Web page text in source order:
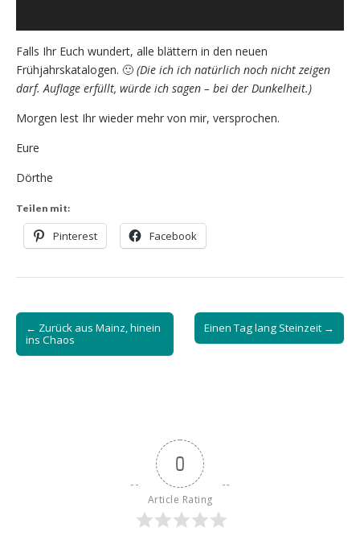
Falls Ihr Euch wundert, alle blättern in den neuen
Frühjahrskatalogen. 🙂 (Die ich ich natürlich noch nicht zeigen
darf. Auflage erfüllt, würde ich sagen – bei der Dunkelheit.)
Morgen lest Ihr wieder mehr von mir, versprochen.
Eure
Dörthe
Teilen mit:
Pinterest Facebook
Post
navigation
← Zurück aus Mainz, hinein
ins Chaos
Einen Tag lang Steinzeit →
0
Article Rating